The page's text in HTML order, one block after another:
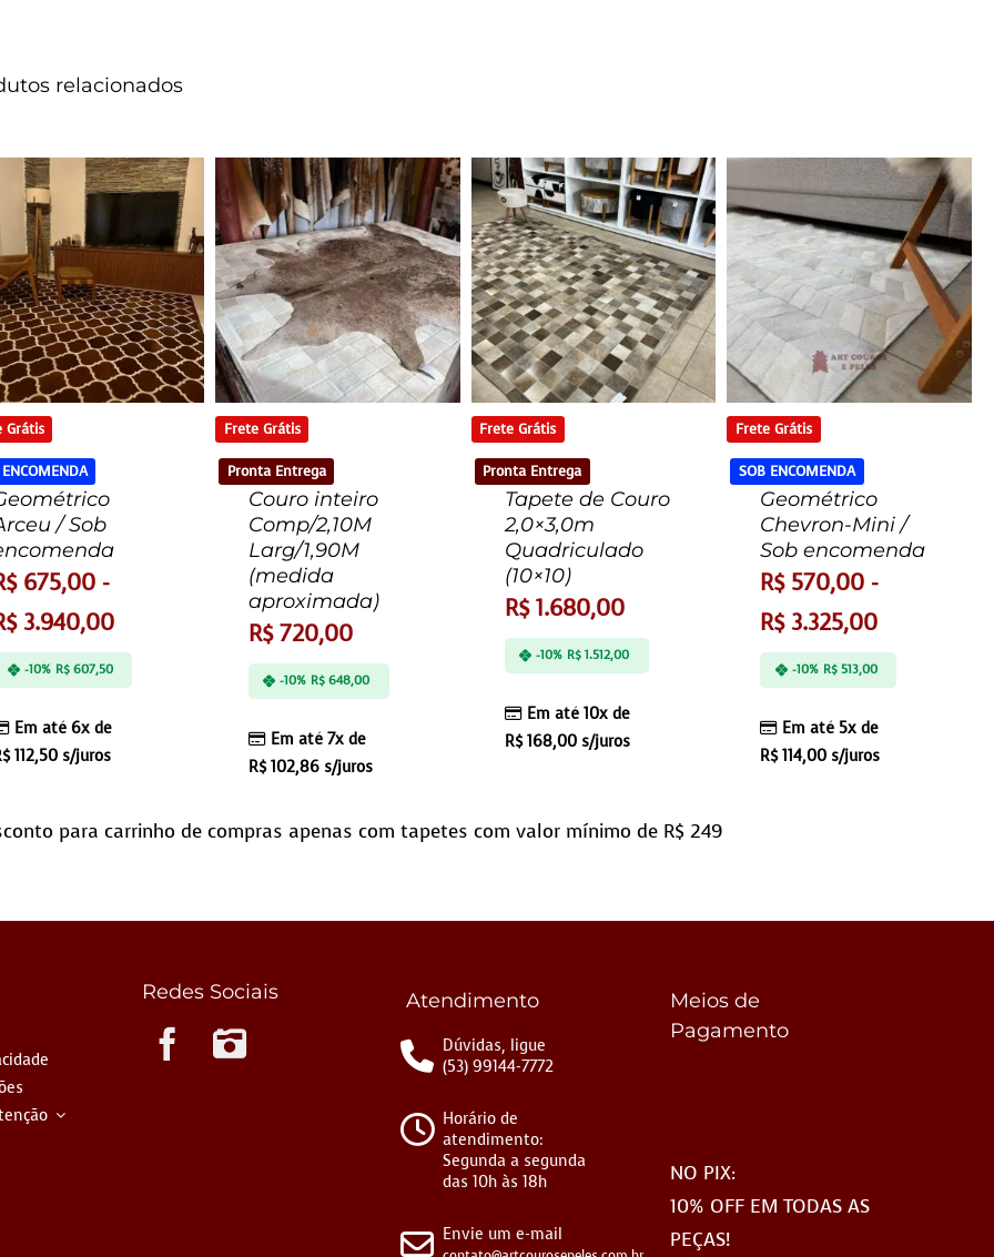
relacionados
Grátis
/ Sob
675,00 -
3.940,00
Em até 6x de
112,50 s/juros
-10% R$607,50
Frete Grátis
Pronta Entrega
Couro inteiro
Comp/2,10M
Larg/1,90M
(medida
aproximada)
R$720,00
Em até 7x de
R$102,86s/juros
-10% R$ 648,00
Frete Grátis
Pronta Entrega
Tapete de Couro
2,0×3,0m
Quadriculado
(10×10)
R$1.680,00
Em até 10x de
R$168,00s/juros
-10% R$ 1.512,00
Frete Grátis
SOB ENCOMENDA
Geométrico
Chevron-Mini /
Sob encomenda
R$570,00 -
R$3.325,00
Em até 5x de
R$114,00 s/juros
-10% R$513,00
para carrinho de compras apenas com tapetes com valor mínimo de R$ 249
Redes Sociais Atendimento
Dúvidas, ligue
(53) 99144-7772
Horário de
atendimento:
Segunda a segunda
das 10h às 18h
Envie um e-mail
Meios de
Pagamento
NO PIX:
10% OFF EM TODAS AS
PEÇAS!